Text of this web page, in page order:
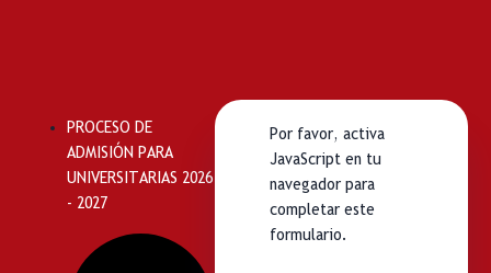
PROCESO DE
ADMISIÓN PARA
UNIVERSITARIAS 2026
- 2027
Por favor, activa
JavaScript en tu
navegador para
completar este
formulario.